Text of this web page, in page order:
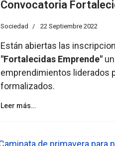
Convocatoria
Sociedad 22 Septiembre 2022
Están abiertas las
"Fortalecidas Emprende"
emprendimientos liderados
formalizados.
Leer más…